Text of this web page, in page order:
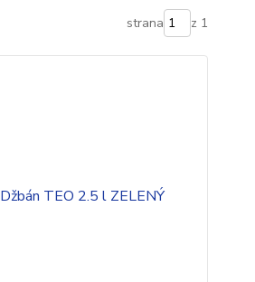
strana z 1